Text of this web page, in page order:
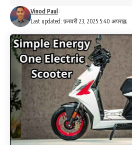
Last updated: फ़रवरी 23, 2025 5:40 अपराह्न
Vinod Paul